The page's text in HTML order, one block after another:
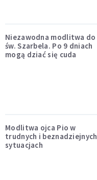
Niezawodna modlitwa do
św. Szarbela. Po 9 dniach
mogą dziać się cuda
Modlitwa ojca Pio w
trudnych i beznadziejnych
sytuacjach